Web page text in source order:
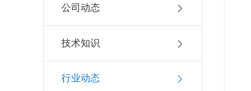
公司动态
技术知识
行业动态